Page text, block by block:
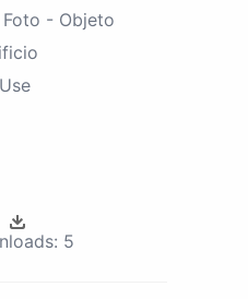
- Objeto
5